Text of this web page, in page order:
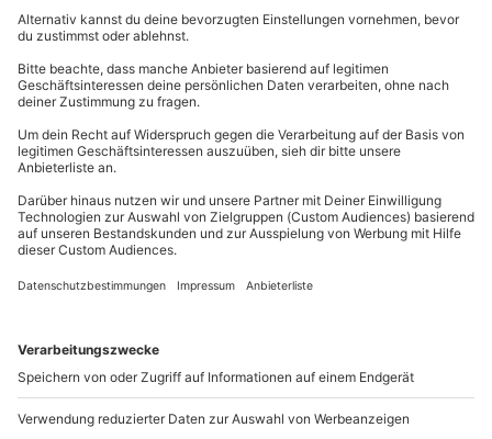
Absprache mit dem Veranstalter möglich
Teilnehmer
Gutschein gültig für 1 Person
Kontakt & FAQ
mydaysGmbH
81671 München
Du erreichst uns telefonisch zu folgenden Zeiten,
Du möchtest als Firma bestellen?
Sichere Dir attraktive Firmenkunden Vorteile.